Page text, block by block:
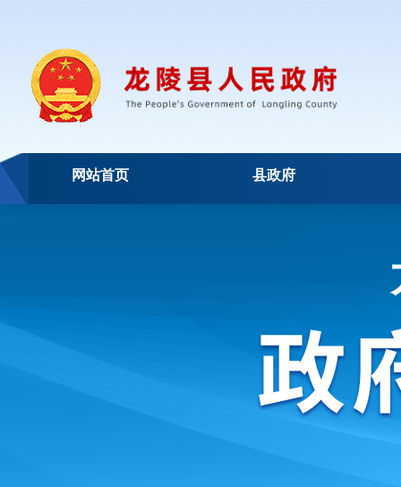
网站首页 县政府